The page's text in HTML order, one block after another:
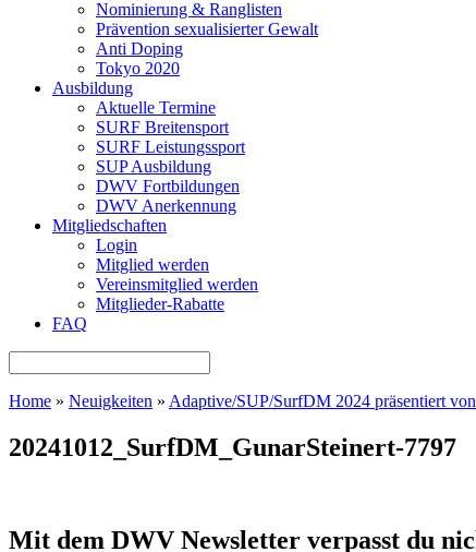
Nominierung & Ranglisten
Prävention sexualisierter Gewalt
Anti Doping
Tokyo 2020
Ausbildung
Aktuelle Termine
SURF Breitensport
SURF Leistungssport
SUP Ausbildung
DWV Fortbildungen
DWV Anerkennung
Mitgliedschaften
Login
Mitglied werden
Vereinsmitglied werden
Mitglieder-Rabatte
FAQ
Home » Neuigkeiten » Adaptive/SUP/SurfDM 2024 präsentiert
20241012_SurfDM_GunarSteinert-7797
Mit dem DWV Newsletter verpasst du